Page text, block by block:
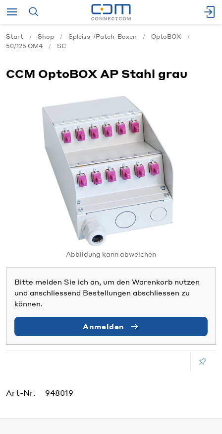
Start Shop Spleiss-/Patch-Boxen
OptoBOX
50/125 OM4
SC
CCM OptoBOX AP Stahl grau
Abbildung kann abweichen
Bitte melden Sie ich an, um den Warenkorb nutzen
und anschliessend Bestellungen abschliessen zu
können.
Anmelden
Art-Nr. 948019